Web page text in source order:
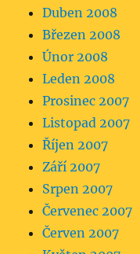
Duben 2008
Březen 2008
Únor 2008
Leden 2008
Prosinec 2007
Listopad 2007
Říjen 2007
Září 2007
Srpen 2007
Červenec 2007
Červen 2007